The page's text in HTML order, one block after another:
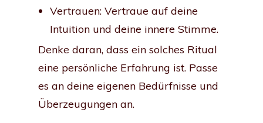
Vertrauen: Vertraue auf deine
Intuition und deine innere Stimme.
Denke daran, dass ein solches Ritual
eine persönliche Erfahrung ist. Passe
es an deine eigenen Bedürfnisse und
Überzeugungen an.